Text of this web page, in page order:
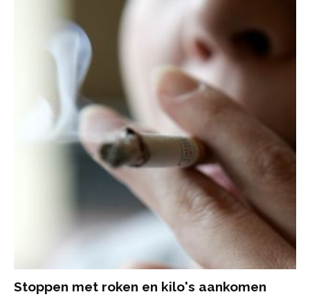
Stoppen met roken en kilo's aankomen